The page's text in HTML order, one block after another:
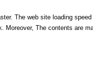
The web site loading
Moreover, The contents are